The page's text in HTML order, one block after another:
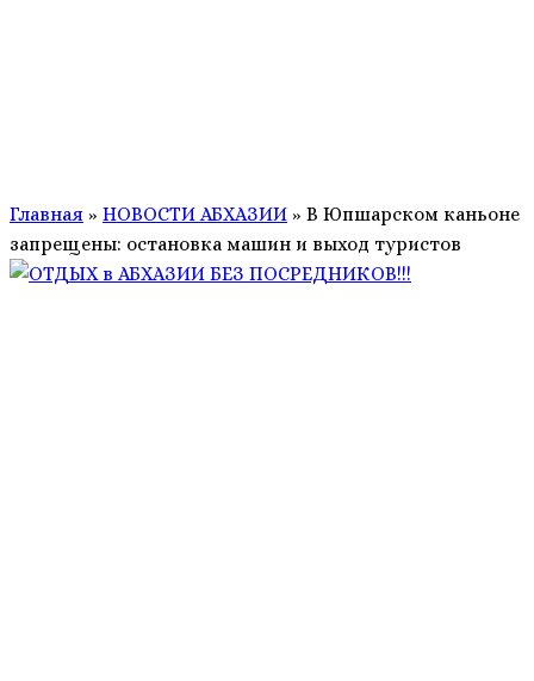
Главная » НОВОСТИ АБХАЗИИ » В Юпшарском каньоне
запрещены: остановка машин и выход туристов